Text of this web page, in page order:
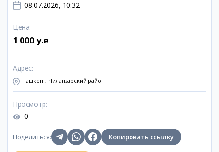
08.07.2026, 10:32
Цена:
1 000 y.e
Адрес:
Ташкент, Чиланзарский район
Просмотр:
0
Поделиться: Копировать ссылку